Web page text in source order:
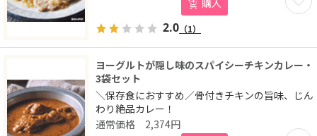
2.0 （1）
ヨーグルトが隠し味のスパイシーチキンカレー・
3袋セット
＼保存食におすすめ／骨付きチキンの旨味、じん
わり絶品カレー！
2,374円